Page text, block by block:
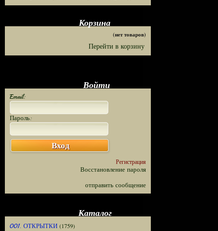
Корзина
(нет товаров)
Перейти в корзину
Войти
Email:
Пароль:
Вход
Регистрация
Восстановление пароля
отправить сообщение
Каталог
001. ОТКРЫТКИ (1759)